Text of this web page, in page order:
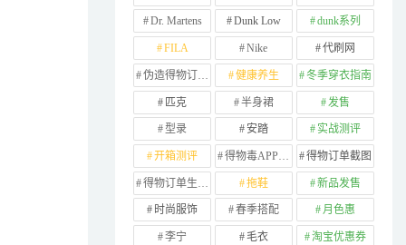
Dr. Martens Dunk Low dunk系列
FILA Nike 代刷网
伪造得物订单截图 健康养生 冬季穿衣指南
匹克 半身裙 发售
型录 安踏 实战测评
开箱测评 得物毒APP订单 得物订单截图
得物订单生成器 拖鞋 新品发售
时尚服饰 春季搭配 月色惠
李宁 毛衣 淘宝优惠券